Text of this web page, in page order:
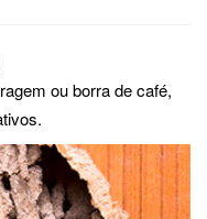
ou borra de café,